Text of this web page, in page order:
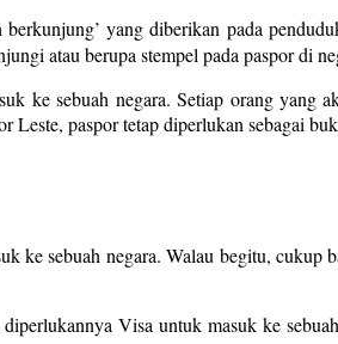
yang diberikan pada
atau berupa stempel pada paspor di
ke sebuah negara. Setiap orang
Leste, paspor tetap diperlukan sebagai
ke sebuah negara. Walau begitu, cukup
Visa untuk masuk ke